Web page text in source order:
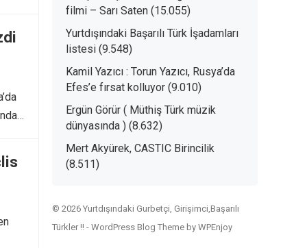
filmi – Sarı Saten (15.055)
Yurtdışındaki Başarılı Türk İşadamları
listesi (9.548)
Kamil Yazıcı : Torun Yazıcı, Rusya’da
Efes’e fırsat kolluyor (9.010)
Ergün Görür ( Müthiş Türk müzik
dünyasında ) (8.632)
Mert Akyürek, CASTIC Birincilik
(8.511)
© 2026 Yurtdışındaki Gurbetçi, Girişimci,Başarılı
Türkler !! - WordPress Blog Theme by WPEnjoy